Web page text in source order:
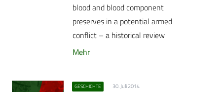
blood and blood component
preserves in a potential armed
conflict – a historical review
Mehr
GESCHICHTE 30. Juli 2014